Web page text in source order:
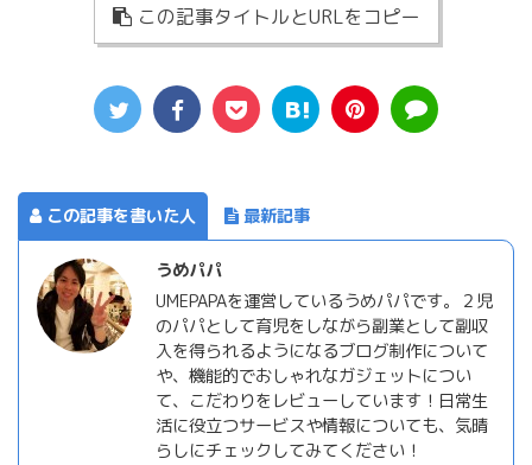
この記事タイトルとURLをコピー
この記事を書いた人 最新記事
うめパパ
UMEPAPAを運営しているうめパパです。２児
のパパとして育児をしながら副業として副収
入を得られるようになるブログ制作について
や、機能的でおしゃれなガジェットについ
て、こだわりをレビューしています！日常生
活に役立つサービスや情報についても、気晴
らしにチェックしてみてください！